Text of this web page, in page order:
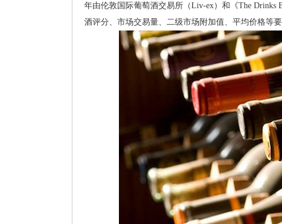
年由伦敦国际葡萄酒交易所（Liv-ex）和《The Drinks
酒评分、市场交易量、二级市场附加值、平均价格等